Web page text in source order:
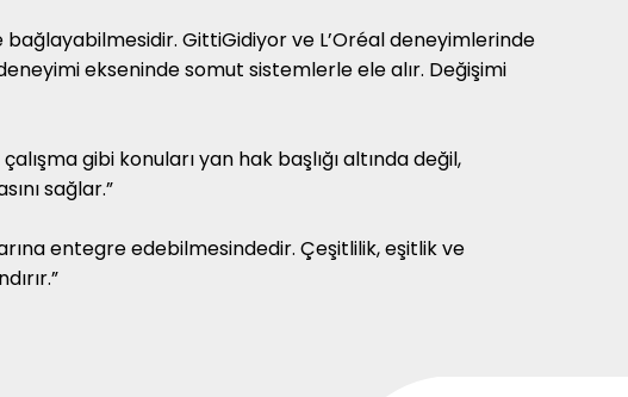
GittiGidiyor ve L’Oréal deneyimlerinde
ekseninde somut sistemlerle ele alır. Değişimi
gibi konuları yan hak başlığı altında değil,
sağlar.”
entegre edebilmesindedir. Çeşitlilik, eşitlik ve